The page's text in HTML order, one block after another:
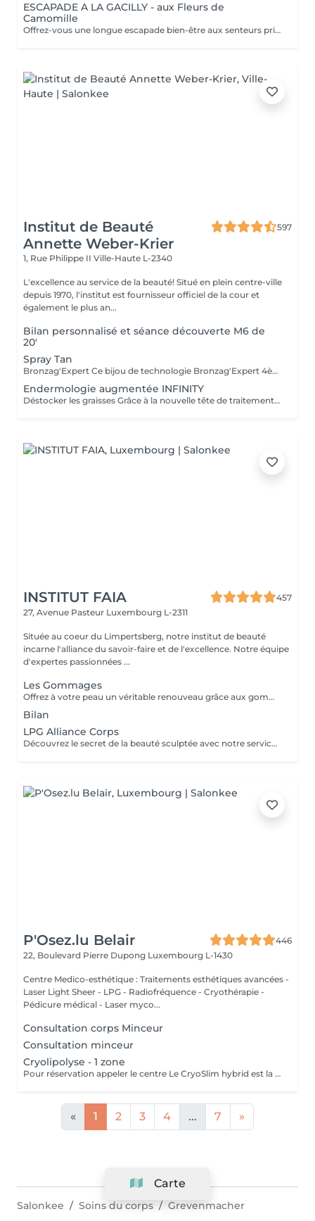
ESCAPADE A LA GACILLY - aux Fleurs de
Camomille
Offrez-vous une longue escapade bien-être aux senteurs printanières de Camomille, fleur emblématique de nos champs à la Gacilly. le temps s'est arrêté. Incroyablement relaxé et en harmonie, votre corps et votre esprits retrouvent leur équilibre.
Institut de Beauté
Annette Weber-Krier
597
1, Rue Philippe II Ville-Haute L-2340
L'excellence au service de la beauté! Situé en plein centre-ville
depuis 1970, l'institut est fournisseur officiel de la cour et
également le plus an...
Bilan personnalisé et séance découverte M6 de
20'
Spray Tan
Bronzag'Expert Ce bijou de technologie Bronzag'Expert 4ème Génération fonctionnant avec notre lotion, offre un bronzage sur-mesure sans exposition aux UV. Grâce à sa composition 99% naturelle contenant un activateur de mélanine et des actifs hydratants, vous allez retrouver une peau bronzée, revitalisée et repulpée.
Endermologie augmentée INFINITY
Déstocker les graisses Grâce à la nouvelle tête de traitement brevetée Alliance, endermologie® permet de cibler et daffiner les zones rebelles à lexercice et à lhygiène alimentaire (bras, dos, ventre, taille, cuisses..) tout en sadaptant précisément aux besoins de chaque peau. Lisser la cellulite La cellulite, qui touche 90 % des femmes même les plus minces et les plus sportives, résulte à la fois dun stockage de graisses dans les adipocytes (cellules graisseuses) et dune rétention deau tout autour. Raffermir la peau Variations de poids, grossesses, temps qui passe la peau perd progressivement de sa tonicité et de sa souplesse. Même si ce relâchement cutané concerne tout le corps, certaines zones y sont plus sensibles : intérieur des cuisses, ventre, bras, etc Retrouver des jambes légères Jambes lourdes et douloureuses, chevilles ou pieds gonflés ces symptômes traduisent une mauvaise circulation sanguine et lymphatique. Les toxines saccumulent dans lorganisme, ce qui explique de telles variations de volume en une même journée ou à différents moments du cycle féminin. Bien-être Découvrez des parcours de soins au concept exclusif, pour une efficacité et une détente incomparables.
INSTITUT FAIA
457
27, Avenue Pasteur Luxembourg L-2311
Située au coeur du Limpertsberg, notre institut de beauté
incarne l'alliance du savoir-faire et de l'excellence. Notre équipe
d'expertes passionnées ...
Les Gommages
Offrez à votre peau un véritable renouveau grâce aux gommages corps Gemology. Enrichis en extraits minéraux précieux et en ingrédients naturels, ils exfolient en douceur, éliminent les cellules mortes et révèlent l'éclat de la peau. Leur texture sensorielle et leurs parfums délicats transforment l'exfoliation en un rituel de bien-être luxueux. Résultat : une peau lisse, douce, parfaitement préparée à recevoir les soins suivants.
Bilan
LPG Alliance Corps
Découvrez le secret de la beauté sculptée avec notre service LPG Endermologie. Cette technologie de pointe est votre alliée pour une silhouette redessinée et une peau radieuse. Les soins Endermologie stimulent naturellement la production de collagène et d'élastine, réduisent l'aspect de la cellulite et raffermissent votre peau. Les résultats sont visibles dès les premières séances, vous laissant avec une confiance et une élégance accrues. Révélez votre beauté intérieure avec une silhouette plus harmonieuse. Optez pour le bien-être et la beauté, choisissez LPG Endermologie dès aujourd'hui.
P'Osez.lu Belair
446
22, Boulevard Pierre Dupong Luxembourg L-1430
Centre Medico-esthétique : Traitements esthétiques avancées -
Laser Light Sheer - LPG - Radiofréquence - Cryothérapie -
Pédicure médical - Laser myco...
Consultation corps Minceur
Consultation minceur
Cryolipolyse - 1 zone
Pour réservation appeler le centre Le CryoSlim hybrid est la nouvelle génération de Cryolipolyse médicale (traitement des cellules de graisse par le froid). CryoSlim hybrid est le seul appareil d'amincissement à garantir les résultats minceur cliniquement supérieurs à la moyenne et exclusivement avec des températures de traitement saines et sans danger pour l'organisme. Ce traitement concerne les hommes et les femmes qui présentent une ou plusieurs zones localisées souvent résistantes aux efforts de régime et sport : ventre, poignées d'amour, culotte de cheval, intérieur des cuisses, genoux, bras, dos.
« 1 2 3 4 ... 7 »
Carte
Salonkee Soins du corps Grevenmacher